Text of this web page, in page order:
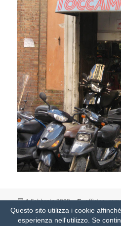
Scritto
il
1 Febbraio 2009 Categorie
officina,
Questo sito utilizza i cookie
esperienza nell'utilizzo. Se